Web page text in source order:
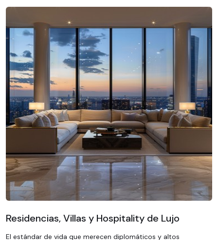
Residencias, Villas y Hospitality de Lujo
El estándar de vida que merecen diplomáticos y altos